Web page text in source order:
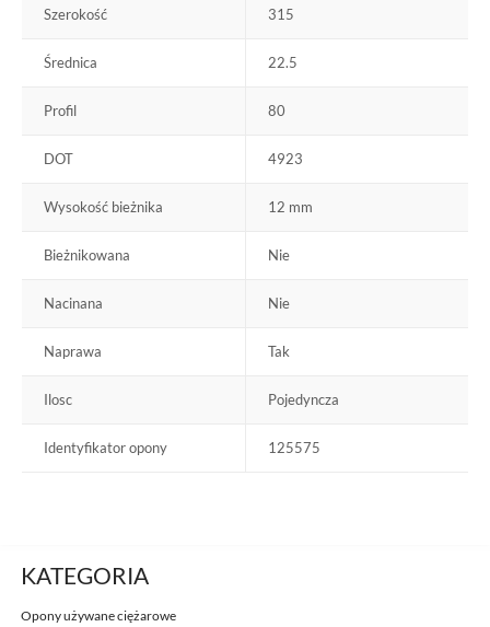
Szerokość 315
Średnica 22.5
Profil 80
DOT 4923
Wysokość bieżnika 12 mm
Bieżnikowana Nie
Nacinana Nie
Naprawa Tak
Ilosc Pojedyncza
Identyfikator opony 125575
KATEGORIA
Opony używane ciężarowe